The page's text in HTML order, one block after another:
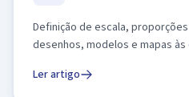
Definição de escala,
desenhos, modelos e mapas
Ler artigo